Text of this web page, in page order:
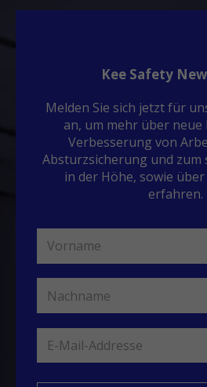
Kee Safety
Melden Sie sich jetzt für
an, um mehr über
Verbesserung von
Absturzsicherung und zum
in der Höhe, sowie über
erfahren.